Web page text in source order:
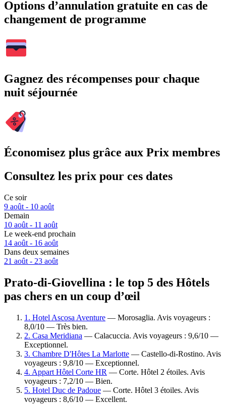
Options d’annulation gratuite en cas de
changement de programme
Gagnez des récompenses pour chaque
nuit séjournée
Économisez plus grâce aux Prix membres
Consultez les prix pour ces dates
Ce soir
9 août - 10 août
Demain
10 août - 11 août
Le week-end prochain
14 août - 16 août
Dans deux semaines
21 août - 23 août
Prato-di-Giovellina : le top 5 des Hôtels
pas chers en un coup d’œil
1. Hotel Ascosa Aventure — Morosaglia. Avis voyageurs :
8,0/10 — Très bien.
2. Casa Meridiana — Calacuccia. Avis voyageurs : 9,6/10 —
Exceptionnel.
3. Chambre D'Hôtes La Marlotte — Castello-di-Rostino. Avis
voyageurs : 9,8/10 — Exceptionnel.
4. Appart Hôtel Corte HR — Corte. Hôtel 2 étoiles. Avis
voyageurs : 7,2/10 — Bien.
5. Hotel Duc de Padoue — Corte. Hôtel 3 étoiles. Avis
voyageurs : 8,6/10 — Excellent.